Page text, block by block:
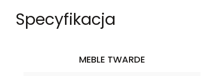
Specyfikacja
MEBLE TWARDE